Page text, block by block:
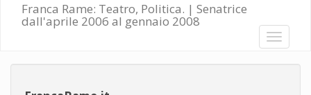
Franca Rame: Teatro, Politica. | Senatrice
dall'aprile 2006 al gennaio 2008
Toggle